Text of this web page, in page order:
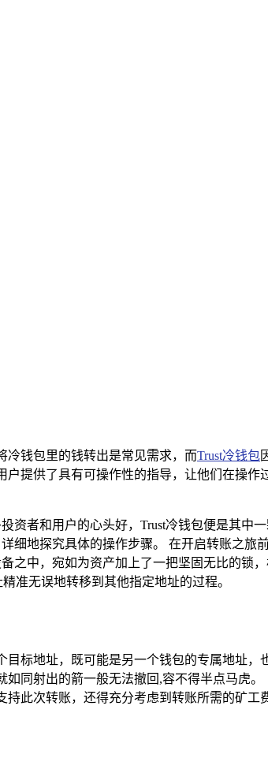
冷钱包里的钱转出是常见需求，而Trust冷钱包
提供了具有可操作性的指导，让他们在操作
者和用户的心头好，Trust冷钱包便是其中一
细地探究具体的操作步骤。 在开启转账之旅
之中，宛如为资产加上了一把坚固无比的锁
准无误地转移到其他指定地址的过程。
标地址，既可能是另一个钱包的专属地址，
同射出的箭一般无法撤回,容不得半点马虎。
此次转账，还得充分考虑到转账所需的矿工